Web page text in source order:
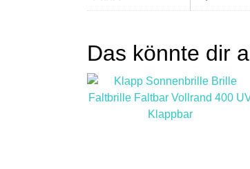
Das könnte dir